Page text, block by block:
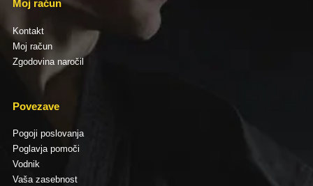
Moj račun
Kontakt
Moj račun
Zgodovina naročil
Povezave
Pogoji poslovanja
Poglavja pomoči
Vodnik
Vaša zasebnost